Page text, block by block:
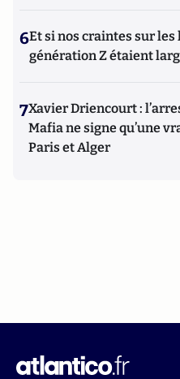
6Et si nos craintes sur
génération Z étaient
7Xavier Driencourt :
Mafia ne signe qu’une
Paris et Alger